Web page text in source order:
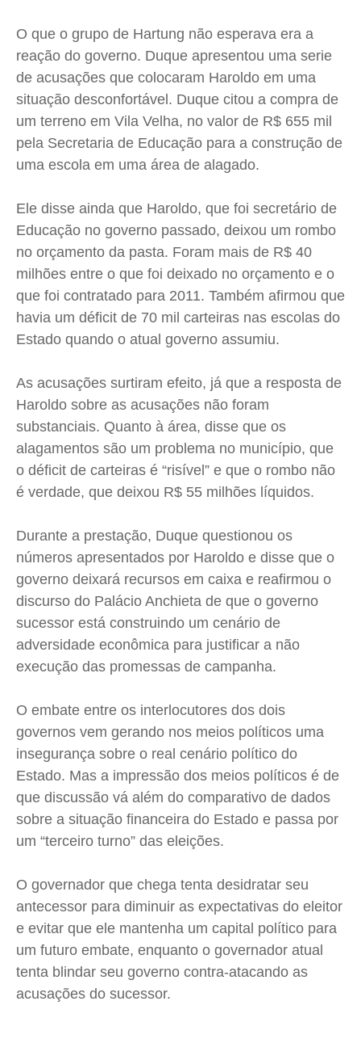
O que o grupo de Hartung não esperava era a
reação do governo. Duque apresentou uma serie
de acusações que colocaram Haroldo em uma
situação desconfortável. Duque citou a compra de
um terreno em Vila Velha, no valor de R$ 655 mil
pela Secretaria de Educação para a construção de
uma escola em uma área de alagado.
Ele disse ainda que Haroldo, que foi secretário de
Educação no governo passado, deixou um rombo
no orçamento da pasta. Foram mais de R$ 40
milhões entre o que foi deixado no orçamento e o
que foi contratado para 2011. Também afirmou que
havia um déficit de 70 mil carteiras nas escolas do
Estado quando o atual governo assumiu.
As acusações surtiram efeito, já que a resposta de
Haroldo sobre as acusações não foram
substanciais. Quanto à área, disse que os
alagamentos são um problema no município, que
o déficit de carteiras é “risível” e que o rombo não
é verdade, que deixou R$ 55 milhões líquidos.
Durante a prestação, Duque questionou os
números apresentados por Haroldo e disse que o
governo deixará recursos em caixa e reafirmou o
discurso do Palácio Anchieta de que o governo
sucessor está construindo um cenário de
adversidade econômica para justificar a não
execução das promessas de campanha.
O embate entre os interlocutores dos dois
governos vem gerando nos meios políticos uma
insegurança sobre o real cenário político do
Estado. Mas a impressão dos meios políticos é de
que discussão vá além do comparativo de dados
sobre a situação financeira do Estado e passa por
um “terceiro turno” das eleições.
O governador que chega tenta desidratar seu
antecessor para diminuir as expectativas do eleitor
e evitar que ele mantenha um capital político para
um futuro embate, enquanto o governador atual
tenta blindar seu governo contra-atacando as
acusações do sucessor.